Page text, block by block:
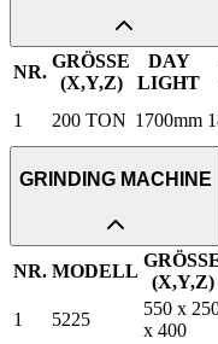
NR.
GRÖSSE
(X,Y,Z)
DAY
LIGHT
1 200 TON 1700mm
GRINDING MACHINE
NR. MODELL
(X,Y,Z)
1 5225
550 x
x 400